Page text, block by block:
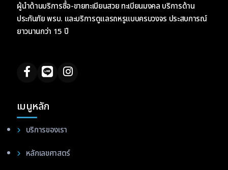
ผู้นำด้านบริการซื้อ-ขายทะเบียนสวย ทะเบียนมงคล บริการด้าน
ประกันภัย พรบ. และบริการดูแลรถหรูแบบครบวงจร ประสบการณ์
ยาวนานกว่า 15 ปี
เมนูหลัก
บริการของเรา
หลักเลขศาสตร์